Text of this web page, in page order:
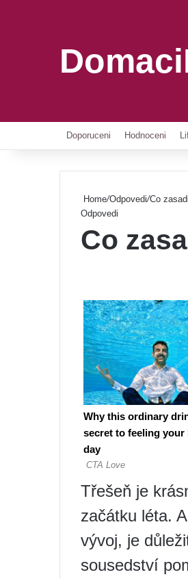
Doporuceni Hodnoceni
Home/Odpovedi/Co
Odpovedi
Co
Třešeň je
začátku léta.
vývoj, je
sousedství